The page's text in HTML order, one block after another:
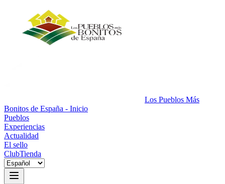
Los Pueblos Más
Bonitos de España - Inicio
Pueblos
Experiencias
Actualidad
El sello
ClubTienda